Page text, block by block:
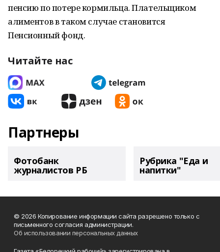
пенсию по потере кормильца. Плательщиком
алиментов в таком случае становится
Пенсионный фонд.
Читайте нас
Партнеры
Фотобанк
журналистов РБ
Рубрика "Еда и
напитки"
© 2026 Копирование информации сайта разрешено только с
письменного согласия администрации.
Об использовании персональных данных